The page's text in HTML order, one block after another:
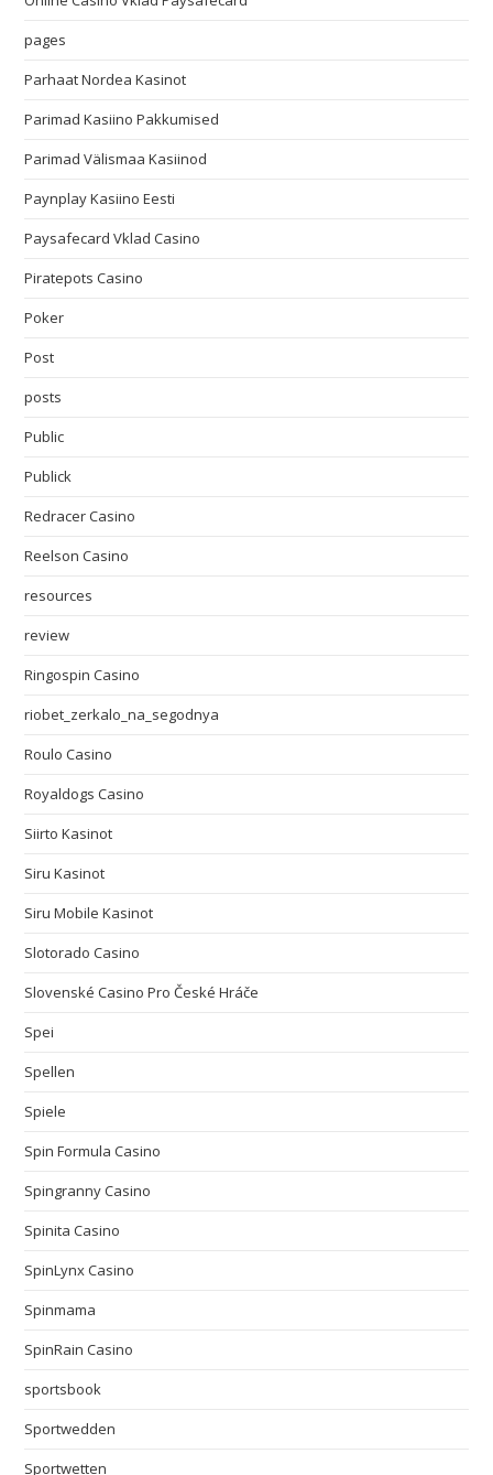
pages
Parhaat Nordea Kasinot
Parimad Kasiino Pakkumised
Parimad Välismaa Kasiinod
Paynplay Kasiino Eesti
Paysafecard Vklad Casino
Piratepots Casino
Poker
Post
posts
Public
Publick
Redracer Casino
Reelson Casino
resources
review
Ringospin Casino
riobet_zerkalo_na_segodnya
Roulo Casino
Royaldogs Casino
Siirto Kasinot
Siru Kasinot
Siru Mobile Kasinot
Slotorado Casino
Slovenské Casino Pro České Hráče
Spei
Spellen
Spiele
Spin Formula Casino
Spingranny Casino
Spinita Casino
SpinLynx Casino
Spinmama
SpinRain Casino
sportsbook
Sportwedden
Sportwetten